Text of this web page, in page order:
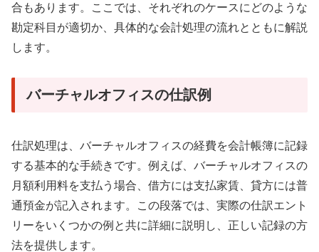
合もあります。ここでは、それぞれのケースにどのような
勘定科目が適切か、具体的な会計処理の流れとともに解説
します。
バーチャルオフィスの仕訳例
仕訳処理は、バーチャルオフィスの経費を会計帳簿に記録
する基本的な手続きです。例えば、バーチャルオフィスの
月額利用料を支払う場合、借方には支払家賃、貸方には普
通預金が記入されます。この段落では、実際の仕訳エント
リーをいくつかの例と共に詳細に説明し、正しい記録の方
法を提供します。